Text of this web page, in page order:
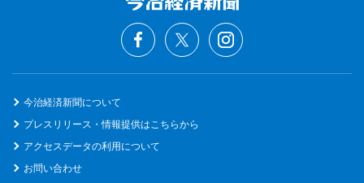
今治経済新聞について
プレスリリース・情報提供はこちらから
アクセスデータの利用について
お問い合わせ